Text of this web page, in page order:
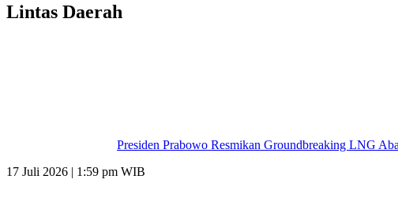
Lintas Daerah
Presiden Prabowo Resmikan Groundbreaking LNG
17 Juli 2026 | 1:59 pm WIB